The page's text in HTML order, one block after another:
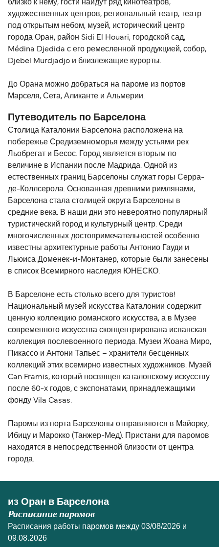
близко к нему, гости найдут ряд кинотеатров,
художественных центров, региональный театр, театр
под открытым небом, музей, исторический центр
города Оран, район Sidi El Houari, городской сад,
Médina Djedida с его ремесленной продукцией, собор,
Djebel Murdjadjo и близлежащие курорты.
До Орана можно добраться на пароме из портов
Марселя, Сета, Аликанте и Альмерии.
Путеводитель по Барселона
Столица Каталонии Барселона расположена на
побережье Средиземноморья между устьями рек
Льобрегат и Бесос. Город является вторым по
величине в Испании после Мадрида. Одной из
естественных границ Барселоны служат горы Серра-
де-Коллсерола. Основанная древними римлянами,
Барселона стала столицей округа Барселоны в
средние века. В наши дни это невероятно популярный
туристический город и культурный центр. Среди
многочисленных достопримечательностей особенно
известны архитектурные работы Антонио Гауди и
Льюиса Доменек-и-Монтанер, которые были занесены
в список Всемирного наследия ЮНЕСКО.
В Барселоне есть столько всего для туристов!
Национальный музей искусства Каталонии содержит
ценную коллекцию романского искусства, а в Музее
современного искусства сконцентрирована испанская
коллекция послевоенного периода. Музеи Жоана Миро,
Пикассо и Антони Тапьес – хранители бесценных
коллекций этих всемирно известных художников. Музей
Can Framis, который посвящен каталонскому искусству
после 60-х годов, с экспонатами, принадлежащими
фонду Vila Casas.
Паромы из порта Барселоны отправляются в Майорку,
Ибицу и Марокко (Танжер-Мед). Пристани для паромов
находятся в непосредственной близости от центра
города.
из Оран в Барселона
Расписание паромов
Расписания работы паромов между 03/08/2026 и
09.08.2026